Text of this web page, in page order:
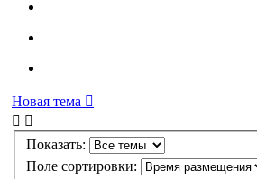
Новая тема
Показать:
Поле сортировки: